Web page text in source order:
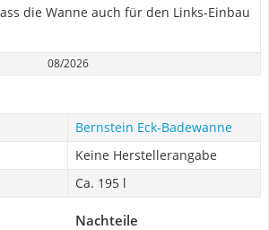
die Wanne auch für den Links-Einbau
08/2026
Bernstein Eck-Badewanne
Keine Herstellerangabe
Ca. 195 l
Nachteile